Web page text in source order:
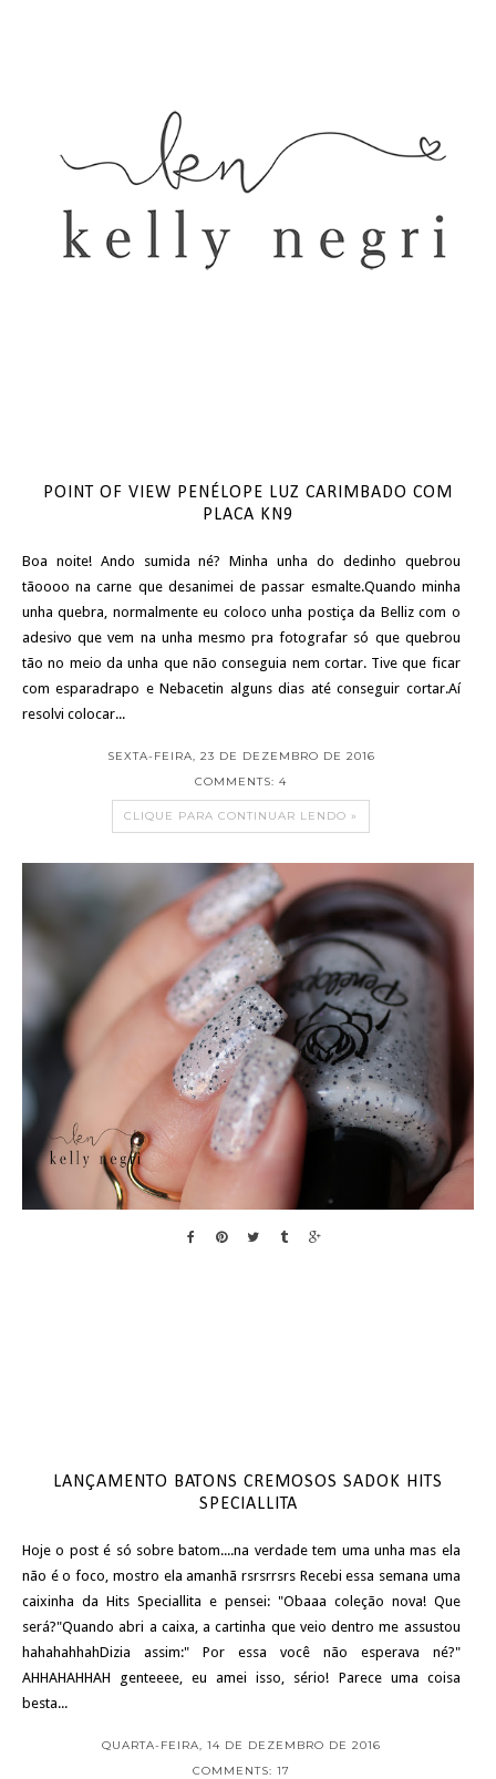
POINT OF VIEW PENÉLOPE LUZ CARIMBADO COM
PLACA KN9
Boa noite! Ando sumida né? Minha unha do dedinho quebrou
tãoooo na carne que desanimei de passar esmalte.Quando minha
unha quebra, normalmente eu coloco unha postiça da Belliz com o
adesivo que vem na unha mesmo pra fotografar só que quebrou
tão no meio da unha que não conseguia nem cortar. Tive que ficar
com esparadrapo e Nebacetin alguns dias até conseguir cortar.Aí
resolvi colocar...
SEXTA-FEIRA, 23 DE DEZEMBRO DE 2016
COMMENTS: 4
CLIQUE PARA CONTINUAR LENDO »
LANÇAMENTO BATONS CREMOSOS SADOK HITS
SPECIALLITA
Hoje o post é só sobre batom....na verdade tem uma unha mas ela
não é o foco, mostro ela amanhã rsrsrrsrs Recebi essa semana uma
caixinha da Hits Speciallita e pensei: "Obaaa coleção nova! Que
será?"Quando abri a caixa, a cartinha que veio dentro me assustou
hahahahhahDizia assim:" Por essa você não esperava né?"
AHHAHAHHAH genteeee, eu amei isso, sério! Parece uma coisa
besta...
QUARTA-FEIRA, 14 DE DEZEMBRO DE 2016
COMMENTS: 17